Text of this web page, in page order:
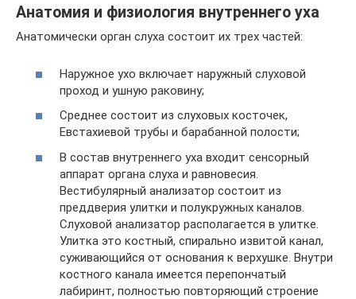
Анатомия и физиология внутреннего уха
Анатомически орган слуха состоит их трех частей:
Наружное ухо включает наружный слуховой
проход и ушную раковину;
Среднее состоит из слуховых косточек,
Евстахиевой трубы и барабанной полости;
В состав внутреннего уха входит сенсорный
аппарат органа слуха и равновесия.
Вестибулярный анализатор состоит из
преддверия улитки и полукружных каналов.
Слуховой анализатор располагается в улитке.
Улитка это костный, спирально извитой канал,
суживающийся от основания к верхушке. Внутри
костного канала имеется перепончатый
лабиринт, полностью повторяющий строение